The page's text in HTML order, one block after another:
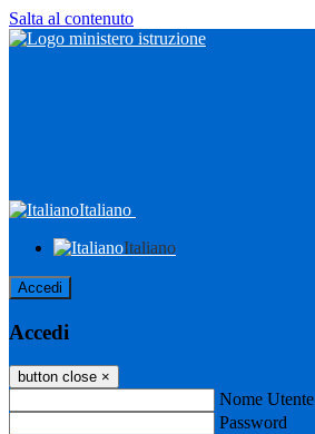
Salta al contenuto
Italiano
Italiano
Accedi
Accedi
button close ×
Nome Utente
Password